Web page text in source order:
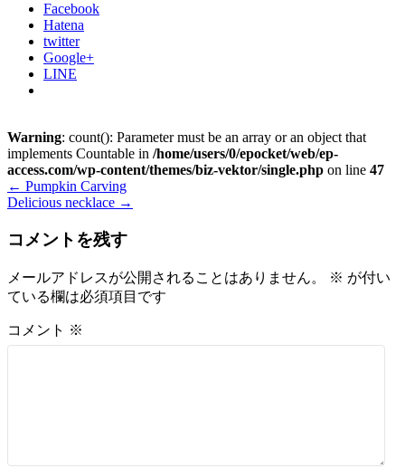
Facebook
Hatena
twitter
Google+
LINE
Warning: count(): Parameter must be an array or an object that
implements Countable in /home/users/0/epocket/web/ep-
access.com/wp-content/themes/biz-vektor/single.php on line 47
← Pumpkin Carving
Delicious necklace →
コメントを残す
メールアドレスが公開されることはありません。 ※ が付い
ている欄は必須項目です
コメント ※